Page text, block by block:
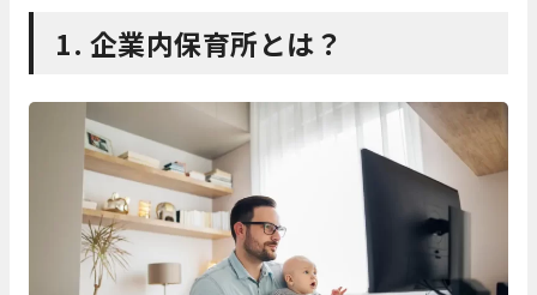
1. 企業内保育所とは？